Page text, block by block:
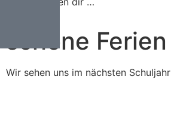
schöne Ferien
Wir sehen uns im nächsten Schuljahr